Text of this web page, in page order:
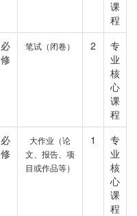
课
程
必
修
笔试（闭卷） 2
专
业
核
心
课
程
必
修
大作业（论
文、报告、项
目或作品等）
1
专
业
核
心
课
程